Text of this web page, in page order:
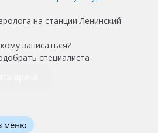
записаться?
специалиста